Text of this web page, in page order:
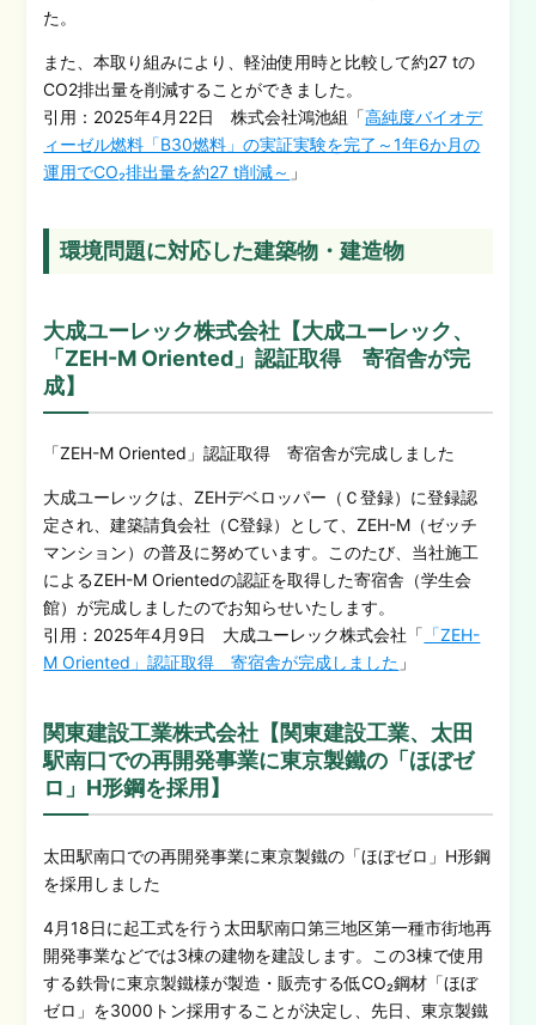
た。
また、本取り組みにより、軽油使用時と比較して約27 tの
CO2排出量を削減することができました。
引用：2025年4月22日 株式会社鴻池組「高純度バイオデ
ィーゼル燃料「B30燃料」の実証実験を完了～1年6か月の
運用でCO₂排出量を約27 t削減～ 」
環境問題に対応した建築物・建造物
大成ユーレック株式会社【大成ユーレック、
「ZEH-M Oriented」認証取得 寄宿舎が完
成】
「ZEH-M Oriented」認証取得 寄宿舎が完成しました
大成ユーレックは、ZEHデベロッパー（Ｃ登録）に登録認
定され、建築請負会社（C登録）として、ZEH-M（ゼッチ
マンション）の普及に努めています。このたび、当社施工
によるZEH-M Orientedの認証を取得した寄宿舎（学生会
館）が完成しましたのでお知らせいたします。
引用：2025年4月9日 大成ユーレック株式会社「 「ZEH-
M Oriented」認証取得 寄宿舎が完成しました 」
関東建設工業株式会社【関東建設工業、太田
駅南口での再開発事業に東京製鐵の「ほぼゼ
ロ」H形鋼を採用】
太田駅南口での再開発事業に東京製鐵の「ほぼゼロ」H形鋼
を採用しました
4月18日に起工式を行う太田駅南口第三地区第一種市街地再
開発事業などでは3棟の建物を建設します。この3棟で使用
する鉄骨に東京製鐵様が製造・販売する低CO₂鋼材「ほぼ
ゼロ」を3000トン採用することが決定し、先日、東京製鐵